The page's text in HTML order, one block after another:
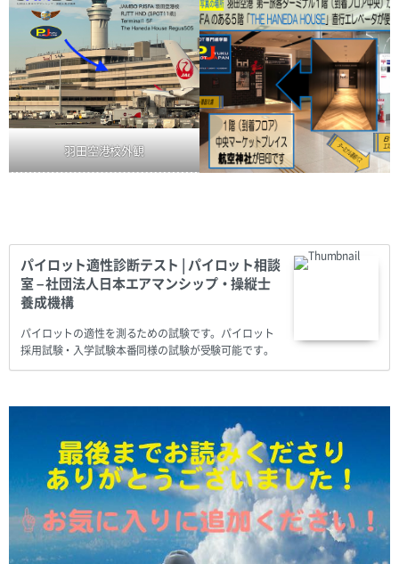
羽田空港校外観
パイロット適性診断テスト | パイロット相談
室 – 社団法人日本エアマンシップ・操縦士
養成機構
パイロットの適性を測るための試験です。パイロット
採用試験・入学試験本番同様の試験が受験可能です。